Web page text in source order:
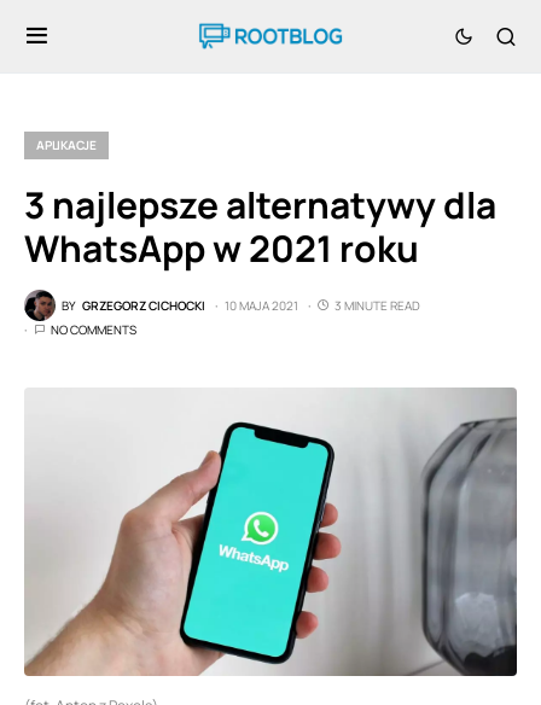
APLIKACJE
3 najlepsze alternatywy dla
WhatsApp w 2021 roku
BY GRZEGORZ CICHOCKI 10 MAJA 2021
3 MINUTE READ
NO COMMENTS